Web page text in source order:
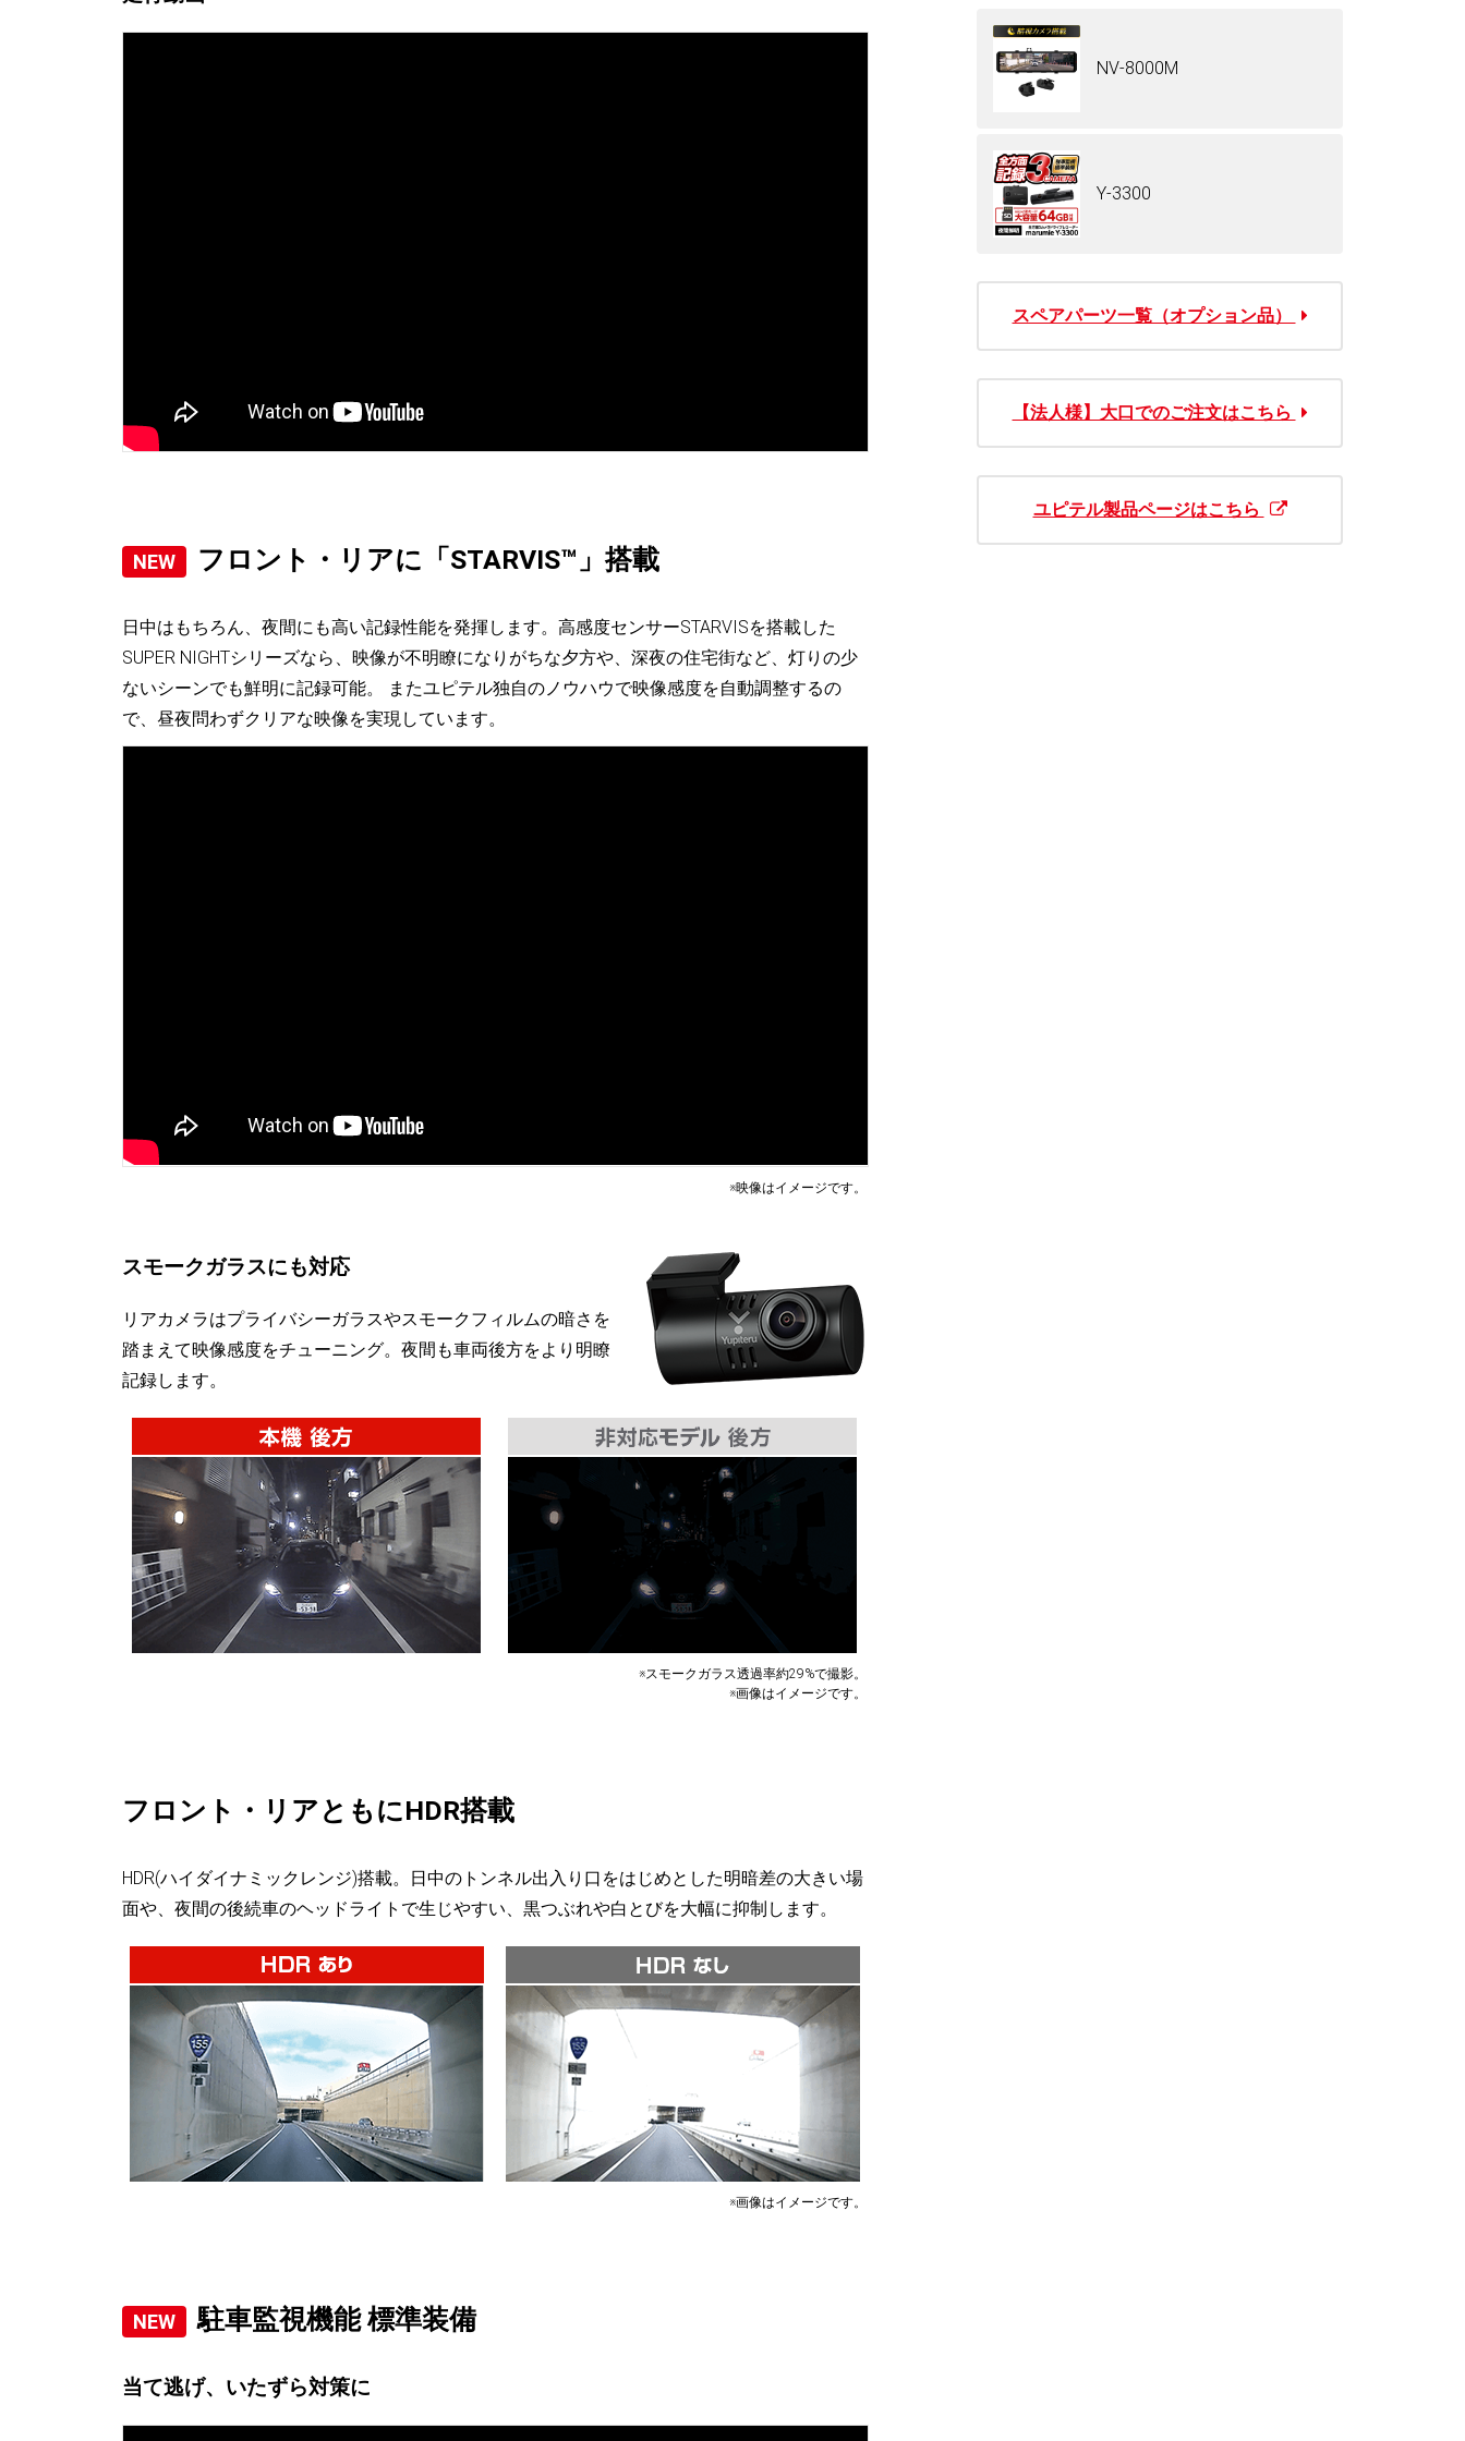
フロント・リアに「STARVIS™」搭載
日中はもちろん、夜間にも高い記録性能を発揮します。高感度センサーSTARVISを搭載した
SUPER NIGHTシリーズなら、映像が不明瞭になりがちな夕方や、深夜の住宅街など、灯りの少
ないシーンでも鮮明に記録可能。 またユピテル独自のノウハウで映像感度を自動調整するの
で、昼夜問わずクリアな映像を実現しています。
※映像はイメージです。
スモークガラスにも対応
リアカメラはプライバシーガラスやスモークフィルムの暗さを
踏まえて映像感度をチューニング。夜間も車両後方をより明瞭
記録します。
※スモークガラス透過率約29%で撮影。
※画像はイメージです。
フロント・リアともにHDR搭載
HDR(ハイダイナミックレンジ)搭載。日中のトンネル出入り口をはじめとした明暗差の大きい場
面や、夜間の後続車のヘッドライトで生じやすい、黒つぶれや白とびを大幅に抑制します。
※画像はイメージです。
駐車監視機能 標準装備
当て逃げ、いたずら対策に
NV-8000M
Y-3300
スペアパーツ一覧（オプション品）
【法人様】大口でのご注文はこちら
ユピテル製品ページはこちら